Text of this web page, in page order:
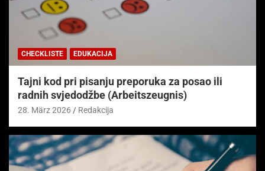
CHECKLISTE EDUKACIJA
Tajni kod pri pisanju preporuka za posao ili
radnih svjedodžbe (Arbeitszeugnis)
28. März 2026 Redakcija